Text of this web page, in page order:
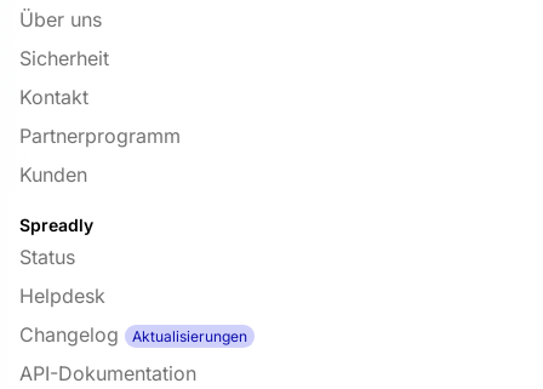
Über uns
Sicherheit
Kontakt
Partnerprogramm
Kunden
Spreadly
Status
Helpdesk
Changelog
Aktualisierungen
API-Dokumentation